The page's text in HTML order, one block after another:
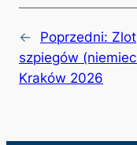
← Poprzedni: Zlot
szpiegów
Kraków 2026